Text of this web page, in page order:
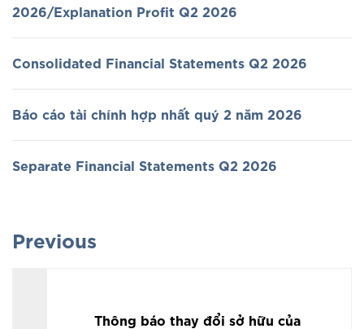
2026/Explanation Profit Q2 2026
Consolidated Financial Statements Q2 2026
Báo cáo tài chính hợp nhất quý 2 năm 2026
Separate Financial Statements Q2 2026
Previous
Thông báo thay đổi sở hữu của